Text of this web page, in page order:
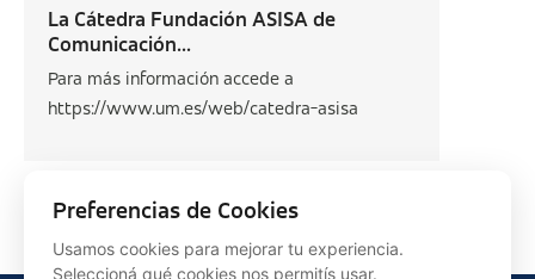
La Cátedra Fundación ASISA de
Comunicación...
Para más información accede a
https://www.um.es/web/catedra-asisa
Preferencias de Cookies
Usamos cookies para mejorar tu experiencia.
Seleccioná qué cookies nos permitís usar.